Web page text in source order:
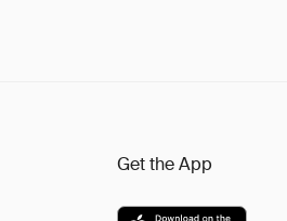
Get the App